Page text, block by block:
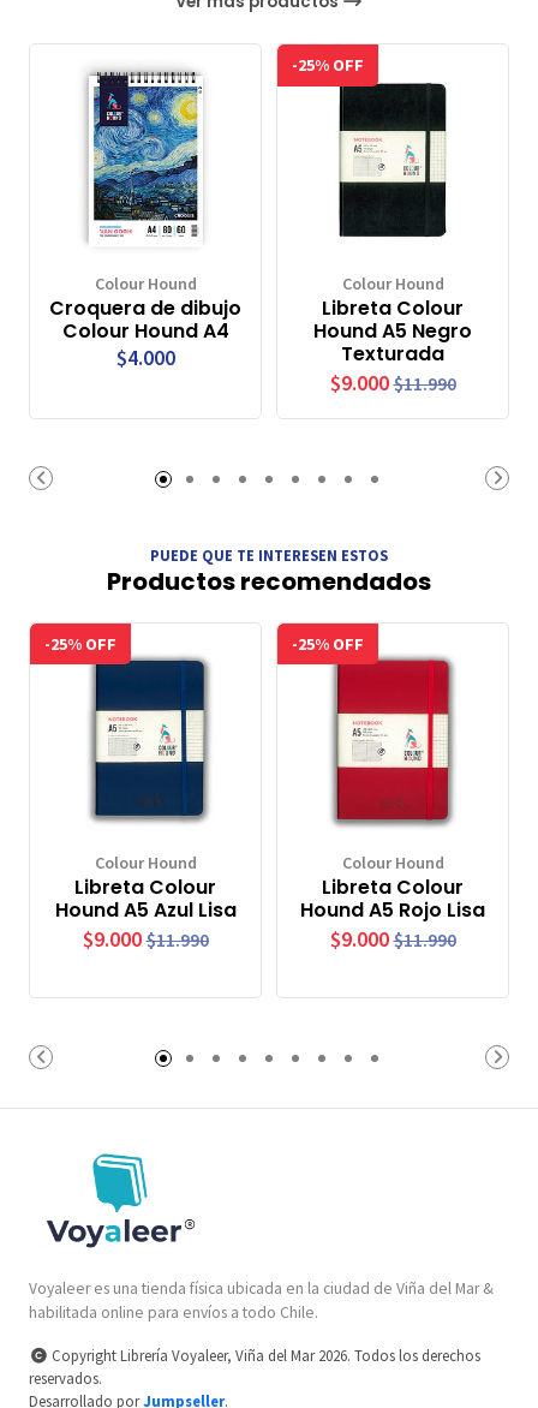
Colour Hound
Croquera de dibujo
Colour Hound A4
$4.000
-25% OFF
Colour Hound
Libreta Colour
Hound A5 Negro
Texturada
$9.000 $11.990
PUEDE QUE TE INTERESEN ESTOS
Productos recomendados
-25% OFF
Colour Hound
Libreta Colour
Hound A5 Azul Lisa
$9.000 $11.990
-25% OFF
Colour Hound
Libreta Colour
Hound A5 Rojo Lisa
$9.000 $11.990
Voyaleer es una tienda física ubicada en la ciudad de Viña del Mar &
habilitada online para envíos a todo Chile.
Copyright Librería Voyaleer, Viña del Mar 2026. Todos los derechos
reservados.
Desarrollado porJumpseller.